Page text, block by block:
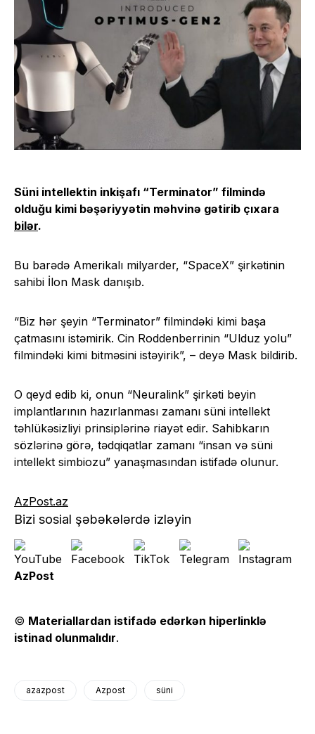
Süni intellektin inkişafı “Terminator” filmində
olduğu kimi bəşəriyyətin məhvinə gətirib çıxara
bilər.
Bu barədə Amerikalı milyarder, “SpaceX” şirkətinin
sahibi İlon Mask danışıb.
“Biz hər şeyin “Terminator” filmindəki kimi başa
çatmasını istəmirik. Cin Roddenberrinin “Ulduz yolu”
filmindəki kimi bitməsini istəyirik”, – deyə Mask bildirib.
O qeyd edib ki, onun “Neuralink” şirkəti beyin
implantlarının hazırlanması zamanı süni intellekt
təhlükəsizliyi prinsiplərinə riayət edir. Sahibkarın
sözlərinə görə, tədqiqatlar zamanı “insan və süni
intellekt simbiozu” yanaşmasından istifadə olunur.
AzPost.az
Bizi sosial şəbəkələrdə izləyin
AzPost
© Materiallardan istifadə edərkən hiperlinklə
istinad olunmalıdır.
azazpost Azpost süni